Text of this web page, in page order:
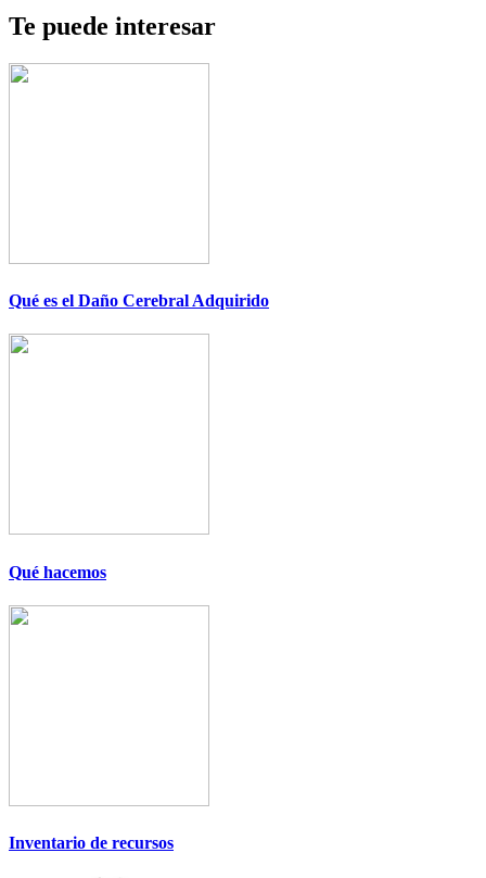
Te puede interesar
Qué es el Daño Cerebral Adquirido
Qué hacemos
Inventario de recursos